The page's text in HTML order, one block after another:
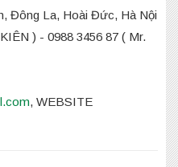
Đông La, Hoài Đức, Hà Nội
) - 0988 3456 87 ( Mr.
, WEBSITE